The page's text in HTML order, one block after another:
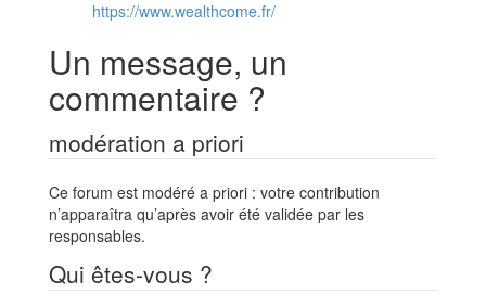
https://www.wealthcome.fr/
Un message, un
commentaire ?
modération a priori
Ce forum est modéré a priori : votre contribution
n’apparaîtra qu’après avoir été validée par les
responsables.
Qui êtes-vous ?